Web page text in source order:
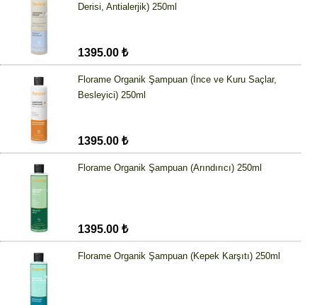
Derisi, Antialerjik) 250ml
1395.00 ₺
Florame Organik Şampuan (İnce ve Kuru Saçlar,
Besleyici) 250ml
1395.00 ₺
Florame Organik Şampuan (Arındırıcı) 250ml
1395.00 ₺
Florame Organik Şampuan (Kepek Karşıtı) 250ml